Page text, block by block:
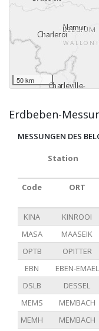
50 km
Erdbeben-
MESSUNGEN DES
Station
Code ORT
KINA KINROOI
MASA
MAASEIK
OPTB
OPITTER
EBN
EBEN-EMAEL
DSLB
DESSEL
MEMS
MEMBACH
MEMH
MEMBACH